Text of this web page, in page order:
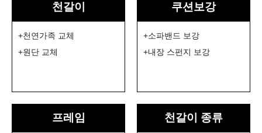
천갈이
+천연가족 교체
+원단 교체
쿠션보강
+소파밴드 보강
+내장 스펀지 보강
프레임 천갈이 종류